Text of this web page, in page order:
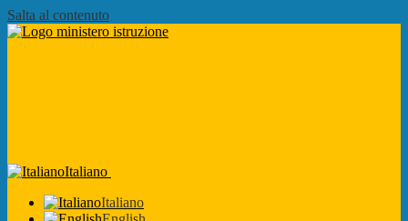
Salta al contenuto
Italiano
Italiano